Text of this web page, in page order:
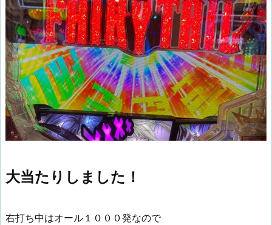
大当たりしました！
右打ち中はオール１０００発なので